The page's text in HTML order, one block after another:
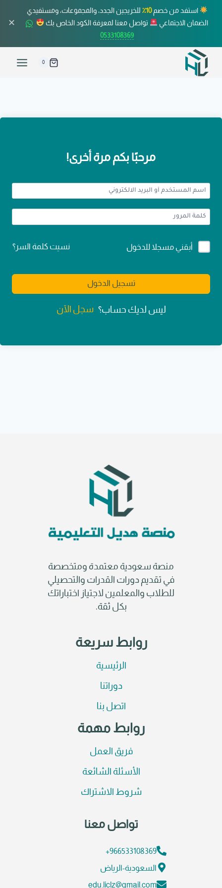
استفد من خصم10٪
للخريجين الجدد، والمجموعات، ومستفيدي
الضمان الاجتماعي
تواصل معنا لمعرفة الكود الخاص بك
0533108369
✕
0
مرحبًا بكم مرة أخرى!
Alternative:
أبقني مسجلا للدخول نسيت كلمة السر؟
تسجيل الدخول
ليس لديك حساب؟ سجل الآن
منصة سعودية معتمدة ومتخصصة
في تقديم دورات القدرات والتحصيلي
للطلاب والمعلمين لاجتياز اختباراتك
بكل ثقة.
روابط سريعة
الرئيسية
دوراتنا
اتصل بنا
روابط مهمة
فريق العمل
الأسئلة الشائعة
شروط الاشتراك
تواصل معنا
966533108369+
السعودية-الرياض
edu.liclz@gmail.com